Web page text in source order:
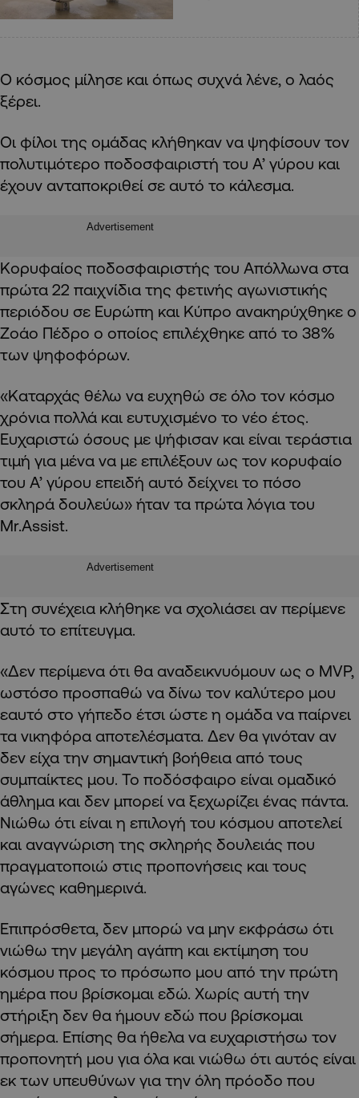
Ο κόσμος μίλησε και όπως συχνά λένε, ο λαός
ξέρει.
Οι φίλοι της ομάδας κλήθηκαν να ψηφίσουν τον
πολυτιμότερο ποδοσφαιριστή του Α’ γύρου και
έχουν ανταποκριθεί σε αυτό το κάλεσμα.
Advertisement
Κορυφαίος ποδοσφαιριστής του Απόλλωνα στα
πρώτα 22 παιχνίδια της φετινής αγωνιστικής
περιόδου σε Ευρώπη και Κύπρο ανακηρύχθηκε ο
Ζοάο Πέδρο ο οποίος επιλέχθηκε από το 38%
των ψηφοφόρων.
«Καταρχάς θέλω να ευχηθώ σε όλο τον κόσμο
χρόνια πολλά και ευτυχισμένο το νέο έτος.
Ευχαριστώ όσους με ψήφισαν και είναι τεράστια
τιμή για μένα να με επιλέξουν ως τον κορυφαίο
του Α’ γύρου επειδή αυτό δείχνει το πόσο
σκληρά δουλεύω» ήταν τα πρώτα λόγια του
Mr.Assist.
Advertisement
Στη συνέχεια κλήθηκε να σχολιάσει αν περίμενε
αυτό το επίτευγμα.
«Δεν περίμενα ότι θα αναδεικνυόμουν ως ο MVP,
ωστόσο προσπαθώ να δίνω τον καλύτερο μου
εαυτό στο γήπεδο έτσι ώστε η ομάδα να παίρνει
τα νικηφόρα αποτελέσματα. Δεν θα γινόταν αν
δεν είχα την σημαντική βοήθεια από τους
συμπαίκτες μου. Το ποδόσφαιρο είναι ομαδικό
άθλημα και δεν μπορεί να ξεχωρίζει ένας πάντα.
Νιώθω ότι είναι η επιλογή του κόσμου αποτελεί
και αναγνώριση της σκληρής δουλειάς που
πραγματοποιώ στις προπονήσεις και τους
αγώνες καθημερινά.
Επιπρόσθετα, δεν μπορώ να μην εκφράσω ότι
νιώθω την μεγάλη αγάπη και εκτίμηση του
κόσμου προς το πρόσωπο μου από την πρώτη
ημέρα που βρίσκομαι εδώ. Χωρίς αυτή την
στήριξη δεν θα ήμουν εδώ που βρίσκομαι
σήμερα. Επίσης θα ήθελα να ευχαριστήσω τον
προπονητή μου για όλα και νιώθω ότι αυτός είναι
εκ των υπευθύνων για την όλη πρόοδο που